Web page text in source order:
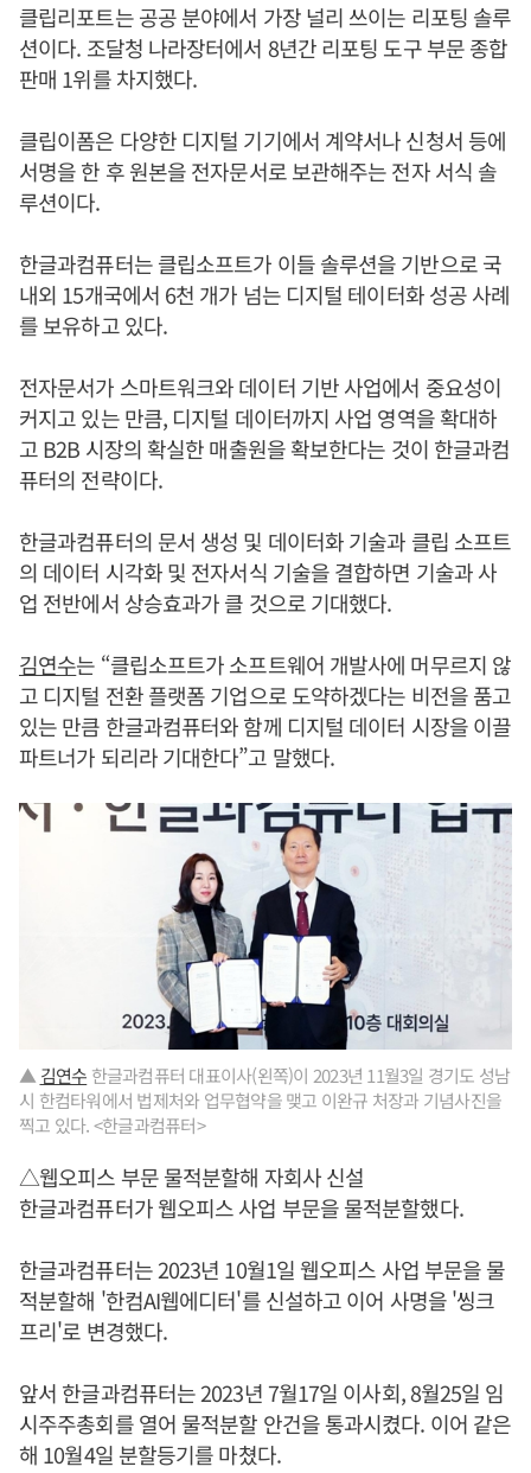
클립리포트는 공공 분야에서 가장 널리 쓰이는 리포팅 솔루
션이다. 조달청 나라장터에서 8년간 리포팅 도구 부문 종합
판매 1위를 차지했다.
클립이폼은 다양한 디지털 기기에서 계약서나 신청서 등에
서명을 한 후 원본을 전자문서로 보관해주는 전자 서식 솔
루션이다.
한글과컴퓨터는 클립소프트가 이들 솔루션을 기반으로 국
내외 15개국에서 6천 개가 넘는 디지털 테이터화 성공 사례
를 보유하고 있다.
전자문서가 스마트워크와 데이터 기반 사업에서 중요성이
커지고 있는 만큼, 디지털 데이터까지 사업 영역을 확대하
고 B2B 시장의 확실한 매출원을 확보한다는 것이 한글과컴
퓨터의 전략이다.
한글과컴퓨터의 문서 생성 및 데이터화 기술과 클립 소프트
의 데이터 시각화 및 전자서식 기술을 결합하면 기술과 사
업 전반에서 상승효과가 클 것으로 기대했다.
김연수는 “클립소프트가 소프트웨어 개발사에 머무르지 않
고 디지털 전환 플랫폼 기업으로 도약하겠다는 비전을 품고
있는 만큼 한글과컴퓨터와 함께 디지털 데이터 시장을 이끌
파트너가 되리라 기대한다”고 말했다.
▲ 김연수 한글과컴퓨터 대표이사(왼쪽)이 2023년 11월3일 경기도 성남
시 한컴타워에서 법제처와 업무협약을 맺고 이완규 처장과 기념사진을
찍고 있다. <한글과컴퓨터>
△웹오피스 부문 물적분할해 자회사 신설
한글과컴퓨터가 웹오피스 사업 부문을 물적분할했다.
한글과컴퓨터는 2023년 10월1일 웹오피스 사업 부문을 물
적분할해 '한컴AI웹에디터'를 신설하고 이어 사명을 '씽크
프리'로 변경했다.
앞서 한글과컴퓨터는 2023년 7월17일 이사회, 8월25일 임
시주주총회를 열어 물적분할 안건을 통과시켰다. 이어 같은
해 10월4일 분할등기를 마쳤다.